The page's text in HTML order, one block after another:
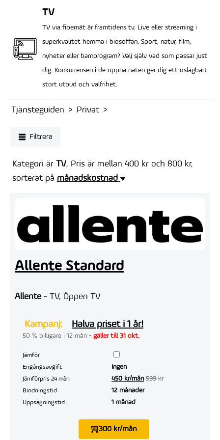
TV
TV via fibernät är framtidens tv. Live eller streaming i
superkvalitet hemma i biosoffan. Sport, natur, film,
nyheter eller barnprogram? Välj själv vad som passar just
dig. Konkurrensen i de öppna näten ger dig ett oslagbart
stort utbud och valfrihet.
Tjänsteguiden Privat
Filtrera
Kategori är TV, Pris är mellan 400 kr och 800 kr,
sorterat på månadskostnad
Allente Standard
Allente- TV, Öppen TV
Kampanj: Halva priset i 1 år!
50 % billigare i 12 mån - gäller till 31 okt.
Jämför
Engångsavgift
Ingen
Jämförpris 24 mån 450 kr/mån 599 kr
Bindningstid 12 månader
Uppsägningstid 1 månad
300 kr/mån